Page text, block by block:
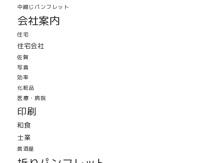
中綴じパンフレット
会社案内
住宅
住宅会社
佐賀
写真
効率
化粧品
医療・病院
印刷
和食
士業
居酒屋